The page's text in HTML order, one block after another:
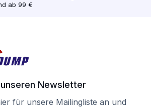
ab 99 €
Newsletter
für unsere Mailingliste an und